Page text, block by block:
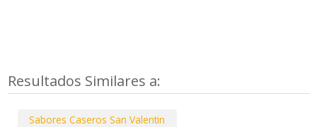
Resultados Similares a:
Sabores Caseros San Valentin